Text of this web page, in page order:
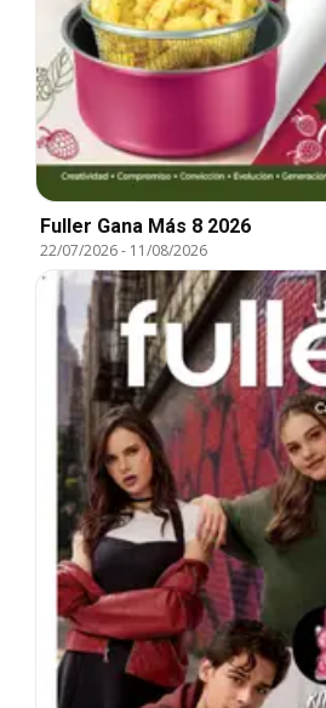
Fuller Gana Más 8 2026
22/07/2026- 11/08/2026